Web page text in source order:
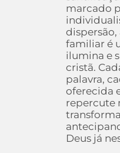
marcado
dispersão,
familiar é
ilumina e
cristã.
palavra,
oferecida
repercute
Deus já